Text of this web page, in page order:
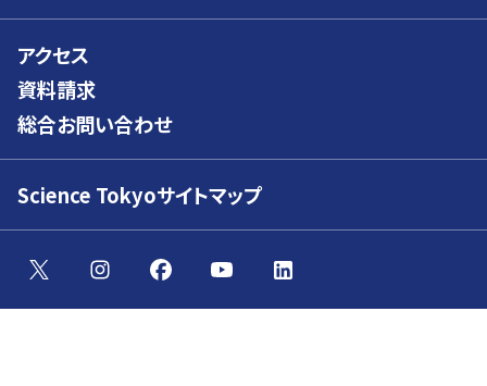
アクセス
資料請求
総合お問い合わせ
Science Tokyoサイトマップ